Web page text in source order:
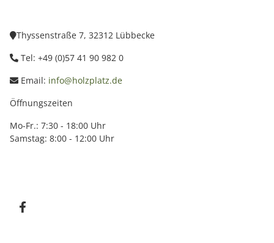
Thyssenstraße 7, 32312 Lübbecke
Tel: +49 (0)57 41 90 982 0
Email: info@holzplatz.de
Öffnungszeiten
Mo-Fr.: 7:30 - 18:00 Uhr
Samstag: 8:00 - 12:00 Uhr